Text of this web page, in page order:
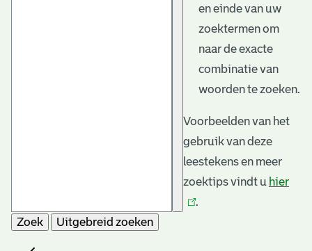
en einde van uw
zoektermen om
naar de exacte
combinatie van
woorden te zoeken.
Voorbeelden van het
gebruik van deze
leestekens en meer
zoektips vindt u hier
.
Zoek
Uitgebreid zoeken